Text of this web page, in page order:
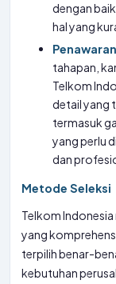
dengan
hal yang
tahapan,
Telkom
detail yang
termasuk
yang perlu
dan
Metode Seleksi
Telkom
yang
terpilih benar-
kebutuhan